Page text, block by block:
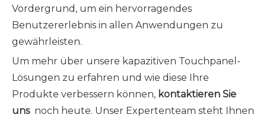
Vordergrund, um ein hervorragendes
Benutzererlebnis in allen Anwendungen zu
gewährleisten.
Um mehr über unsere kapazitiven Touchpanel-
Lösungen zu erfahren und wie diese Ihre
Produkte verbessern können, kontaktieren Sie
uns noch heute. Unser Expertenteam steht Ihnen